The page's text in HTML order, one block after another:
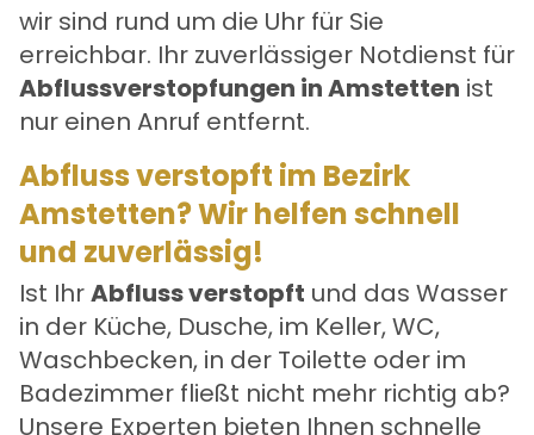
wir sind rund um die Uhr für Sie
erreichbar. Ihr zuverlässiger Notdienst für
Abflussverstopfungen in Amstetten ist
nur einen Anruf entfernt.
Abfluss verstopft im Bezirk
Amstetten? Wir helfen schnell
und zuverlässig!
Ist IhrAbfluss verstopft und das Wasser
in der Küche, Dusche, im Keller, WC,
Waschbecken, in der Toilette oder im
Badezimmer fließt nicht mehr richtig ab?
Unsere Experten bieten Ihnen schnelle